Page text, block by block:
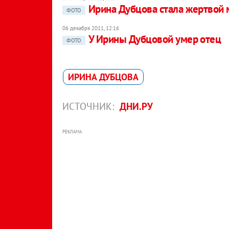
ФОТО
Ирина Дубцова стала
06 декабря 2011, 12:16
ФОТО
У Ирины Дубцовой умер отец
ИРИНА ДУБЦОВА
ИСТОЧНИК: ДНИ.РУ
РЕКЛАМА